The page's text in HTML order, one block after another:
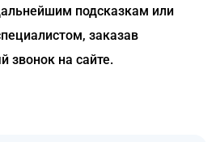
подсказкам или
заказав
звонок на сайте.